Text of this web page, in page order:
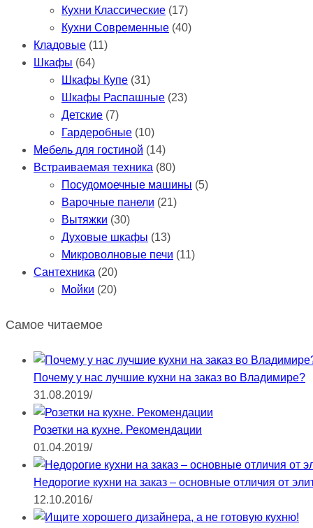
Кухни Классические (17)
Кухни Современные (40)
Кладовые (11)
Шкафы (64)
Шкафы Купе (31)
Шкафы Распашные (23)
Детские (7)
Гардеробные (10)
Мебель для гостиной (14)
Встраиваемая техника (80)
Посудомоечные машины (5)
Варочные панели (21)
Вытяжки (30)
Духовые шкафы (13)
Микроволновые печи (11)
Сантехника (20)
Мойки (20)
Самое читаемое
Почему у нас лучшие кухни на заказ во Владимире?
31.08.2019/
Розетки на кухне. Рекомендации
01.04.2019/
Недорогие кухни на заказ – основные отличия от
12.10.2016/